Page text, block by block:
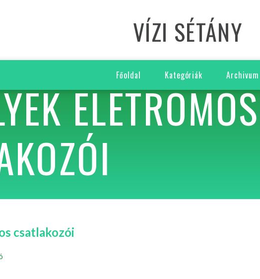
VÍZI SÉTÁNY
Főoldal Kategóriák Archivum
ELETROMOS
csatlakozói